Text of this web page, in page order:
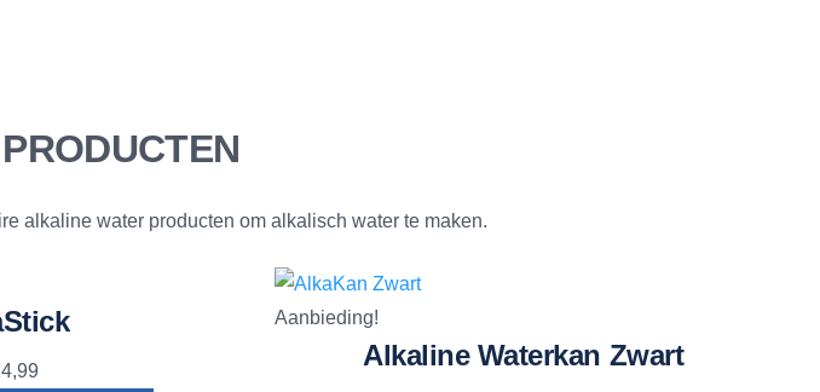
alkaline water producten om alkalisch water te maken.
Aanbieding!
Alkaline Waterkan Zwart